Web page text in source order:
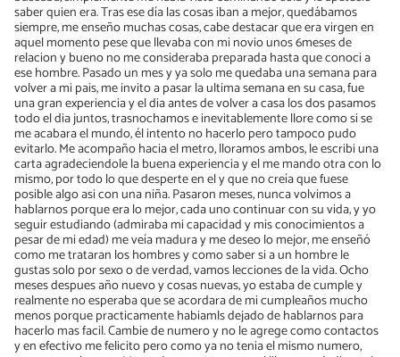
saber quien era. Tras ese día las cosas iban a mejor, quedábamos
siempre, me enseño muchas cosas, cabe destacar que era virgen en
aquel momento pese que llevaba con mi novio unos 6meses de
relacion y bueno no me consideraba preparada hasta que conoci a
ese hombre. Pasado un mes y ya solo me quedaba una semana para
volver a mi pais, me invito a pasar la ultima semana en su casa, fue
una gran experiencia y el dia antes de volver a casa los dos pasamos
todo el dia juntos, trasnochamos e inevitablemente llore como si se
me acabara el mundo, él intento no hacerlo pero tampoco pudo
evitarlo. Me acompaño hacia el metro, lloramos ambos, le escribi una
carta agradeciendole la buena experiencia y el me mando otra con lo
mismo, por todo lo que desperte en el y que no creía que fuese
posible algo asi con una niña. Pasaron meses, nunca volvimos a
hablarnos porque era lo mejor, cada uno continuar con su vida, y yo
seguir estudiando (admiraba mi capacidad y mis conocimientos a
pesar de mi edad) me veía madura y me deseo lo mejor, me enseñó
como me trataran los hombres y como saber si a un hombre le
gustas solo por sexo o de verdad, vamos lecciones de la vida. Ocho
meses despues año nuevo y cosas nuevas, yo estaba de cumple y
realmente no esperaba que se acordara de mi cumpleaños mucho
menos porque practicamente habiamls dejado de hablarnos para
hacerlo mas facil. Cambie de numero y no le agrege como contactos
y en efectivo me felicito pero como ya no tenia el mismo numero,